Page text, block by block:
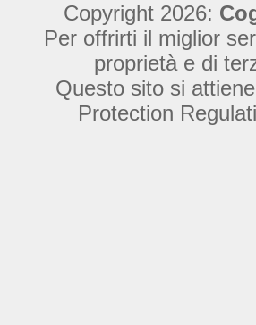
Copyright 2026:
Per offrirti il miglior
proprietà e di
Questo sito si
Protection